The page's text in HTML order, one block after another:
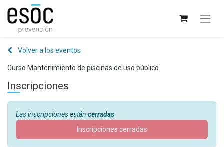
Volver a los eventos
Curso Mantenimiento de piscinas de uso público
Inscripciones
Las inscripciones están cerradas
Inscripciones cerradas